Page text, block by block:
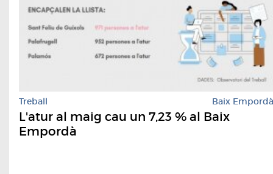
Treball Baix Empordà
L'atur al maig cau un 7,23 % al Baix
Empordà